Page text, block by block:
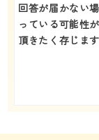
回答が届かない
っている可能性
頂きたく存じます